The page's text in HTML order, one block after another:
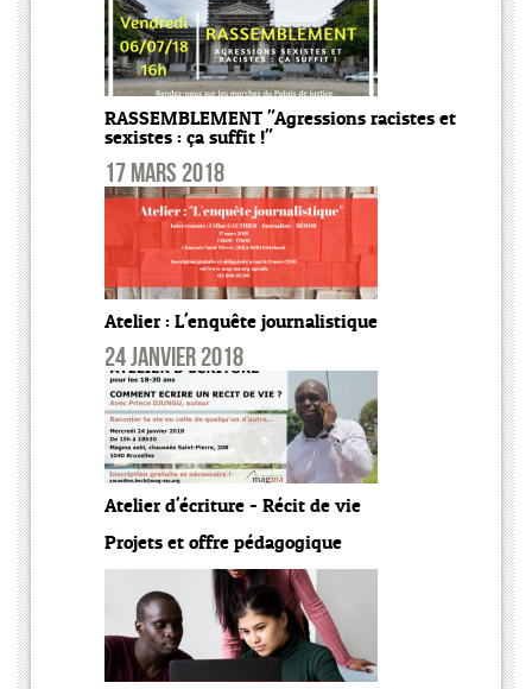
RASSEMBLEMENT "Agressions racistes et
sexistes : ça suffit !"
17 mars 2018
Atelier : L'enquête journalistique
24 janvier 2018
Atelier d'écriture - Récit de vie
Projets et offre pédagogique